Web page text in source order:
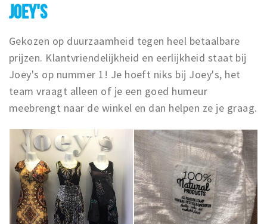
JOEY'S
Gekozen op duurzaamheid tegen heel betaalbare
prijzen. Klantvriendelijkheid en eerlijkheid staat bij
Joey's op nummer 1! Je hoeft niks bij Joey's, het
team vraagt alleen of je een goed humeur
meebrengt naar de winkel en dan helpen ze je graag.